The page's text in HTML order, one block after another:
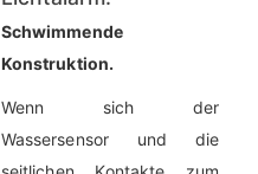
Schwimmende
Konstruktion.
Wenn sich der
Wassersensor und die